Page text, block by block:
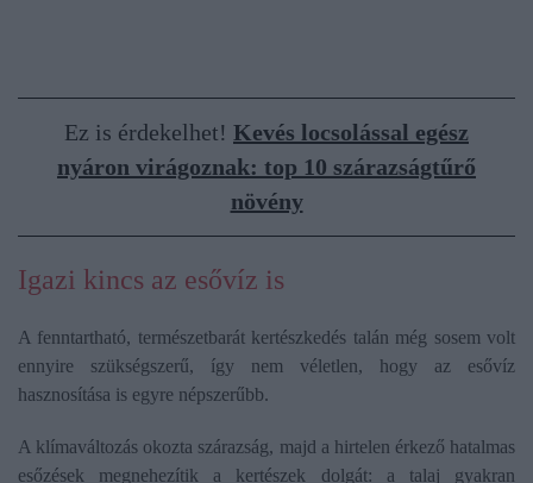
Ez is érdekelhet! Kevés locsolással egész
nyáron virágoznak: top 10 szárazságtűrő
növény
Igazi kincs az esővíz is
A fenntartható, természetbarát kertészkedés talán még sosem volt
ennyire szükségszerű, így nem véletlen, hogy az esővíz
hasznosítása is egyre népszerűbb.
A klímaváltozás okozta szárazság, majd a hirtelen érkező hatalmas
esőzések megnehezítik a kertészek dolgát: a talaj gyakran